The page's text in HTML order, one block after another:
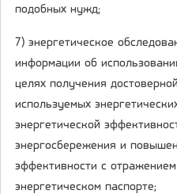
подобных нужд;
7) энергетическое
информации об
целях получения
используемых
энергетической
энергосбережения и
эффективности с
энергетическом паспорте;